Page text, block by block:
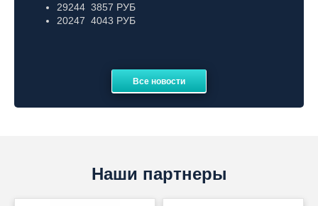
29244 3857 РУБ
20247 4043 РУБ
Все новости
Наши партнеры